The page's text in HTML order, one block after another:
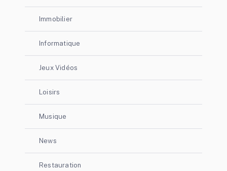
Immobilier
Informatique
Jeux Vidéos
Loisirs
Musique
News
Restauration